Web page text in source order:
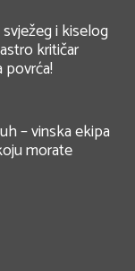
i kiselog
kritičar
– vinska ekipa
morate